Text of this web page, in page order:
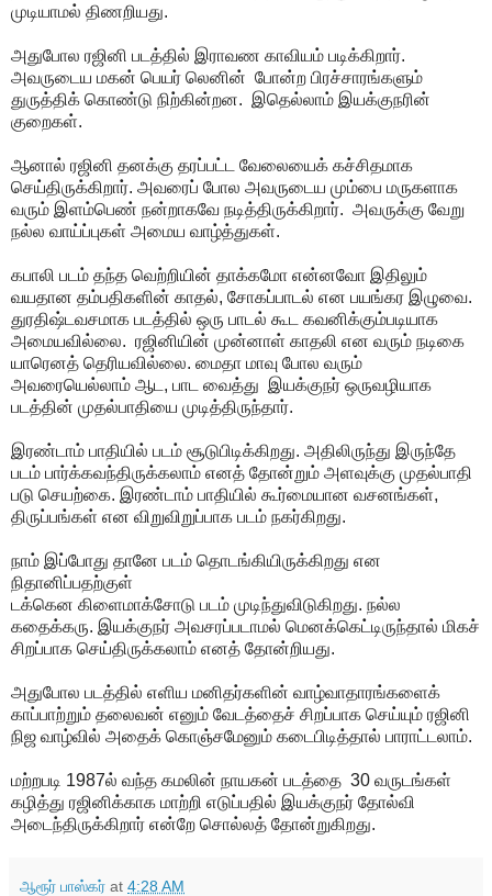
முடியாமல் திணறியது.
அதுபோல ரஜினி படத்தில் இராவண காவியம் படிக்கிறார்.
அவருடைய மகன் பெயர் லெனின் போன்ற பிரச்சாரங்களும்
துருத்திக் கொண்டு நிற்கின்றன. இதெல்லாம் இயக்குநரின்
குறைகள்.
ஆனால் ரஜினி தனக்கு தரப்பட்ட வேலையைக் கச்சிதமாக
செய்திருக்கிறார். அவரைப் போல அவருடைய மும்பை மருகளாக
வரும் இளம்பெண் நன்றாகவே நடித்திருக்கிறார். அவருக்கு வேறு
நல்ல வாய்ப்புகள் அமைய வாழ்த்துகள்.
கபாலி படம் தந்த வெற்றியின் தாக்கமோ என்னவோ இதிலும்
வயதான தம்பதிகளின் காதல், சோகப்பாடல் என பயங்கர இழுவை.
துரதிஷ்டவசமாக படத்தில் ஒரு பாடல் கூட கவனிக்கும்படியாக
அமையவில்லை. ரஜினியின் முன்னாள் காதலி என வரும் நடிகை
யாரெனத் தெரியவில்லை. மைதா மாவு போல வரும்
அவரையெல்லாம் ஆட, பாட வைத்து இயக்குநர் ஒருவழியாக
படத்தின் முதல்பாதியை முடித்திருந்தார்.
இரண்டாம் பாதியில் படம் சூடுபிடிக்கிறது. அதிலிருந்து இருந்தே
படம் பார்க்கவந்திருக்கலாம் எனத் தோன்றும் அளவுக்கு முதல்பாதி
படு செயற்கை. இரண்டாம் பாதியில் கூர்மையான வசனங்கள்,
திருப்பங்கள் என விறுவிறுப்பாக படம் நகர்கிறது.
நாம் இப்போது தானே படம் தொடங்கியிருக்கிறது என
நிதானிப்பதற்குள்
டக்கென கிளைமாக்சோடு படம் முடிந்துவிடுகிறது. நல்ல
கதைக்கரு. இயக்குநர் அவசரப்படாமல் மெனக்கெட்டிருந்தால் மிகச்
சிறப்பாக செய்திருக்கலாம் எனத் தோன்றியது.
அதுபோல படத்தில் எளிய மனிதர்களின் வாழ்வாதாரங்களைக்
காப்பாற்றும் தலைவன் எனும் வேடத்தைச் சிறப்பாக செய்யும் ரஜினி
நிஜ வாழ்வில் அதைக் கொஞ்சமேனும் கடைபிடித்தால் பாராட்டலாம்.
மற்றபடி 1987ல் வந்த கமலின் நாயகன் படத்தை 30 வருடங்கள்
கழித்து ரஜினிக்காக மாற்றி எடுப்பதில் இயக்குநர் தோல்வி
அடைந்திருக்கிறார் என்றே சொல்லத் தோன்றுகிறது.
ஆரூர் பாஸ்கர் at 4:28 AM